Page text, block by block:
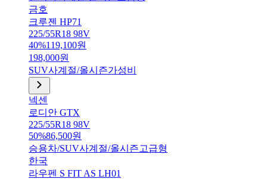
금호
크루젠 HP71
225/55R18 98V
40%119,100원
198,000원
SUV사계절/올시즌가성비
넥센
로디안 GTX
225/55R18 98V
50%86,500원
승용차/SUV사계절/올시즌고급형
한국
라우펜 S FIT AS LH01